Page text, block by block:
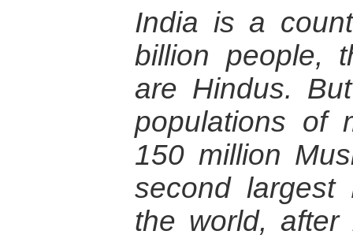
India is a
billion people,
are Hindus.
populations of
150 million
second largest
the world, after